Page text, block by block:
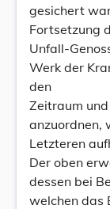
gesichert
Fortsetzung
Unfall-
Werk der
den
Zeitraum
anzuordnen,
Letzteren
Der oben
dessen bei
welchen das